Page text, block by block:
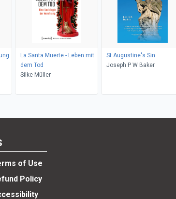
La Santa Muerte - Leben mit
dem Tod
Silke Müller
St Augustine's Sin
Joseph P W Baker
of Use
Policy